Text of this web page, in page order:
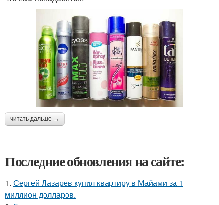
читать дальше →
Последние обновления на сайте:
1. Сергей Лазарев купил квартиру в Майами за 1
миллион долларов.